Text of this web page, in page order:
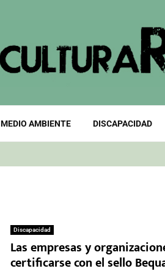
MEDIO AMBIENTE DISCAPACIDAD
Discapacidad
Las empresas y
certificarse con el sello